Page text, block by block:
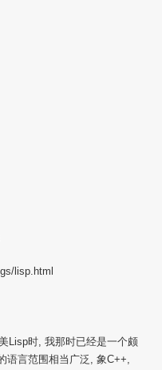
lisp.html
Lisp时, 我那时已经是一个颇
语言范围相当广泛, 象C++,